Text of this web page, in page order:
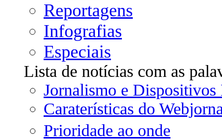
Reportagens
Infografias
Especiais
Lista de notícias com as
Jornalismo e
Caraterísticas do
Prioridade ao onde